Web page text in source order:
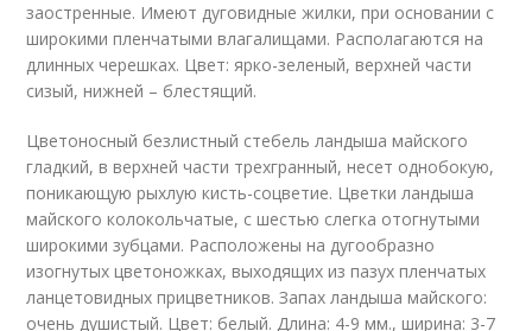
заостренные. Имеют дуговидные жилки, при основании с
широкими пленчатыми влагалищами. Располагаются на
длинных черешках. Цвет: ярко-зеленый, верхней части
сизый, нижней – блестящий.
Цветоносный безлистный стебель ландыша майского
гладкий, в верхней части трехгранный, несет однобокую,
поникающую рыхлую кисть-соцветие. Цветки ландыша
майского колокольчатые, с шестью слегка отогнутыми
широкими зубцами. Расположены на дугообразно
изогнутых цветоножках, выходящих из пазух пленчатых
ланцетовидных прицветников. Запах ландыша майского:
очень душистый. Цвет: белый. Длина: 4-9 мм., ширина: 3-7